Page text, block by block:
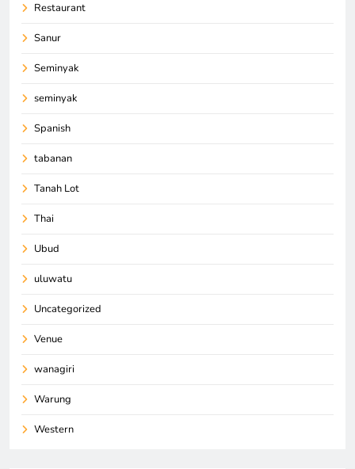
Restaurant
Sanur
Seminyak
seminyak
Spanish
tabanan
Tanah Lot
Thai
Ubud
uluwatu
Uncategorized
Venue
wanagiri
Warung
Western